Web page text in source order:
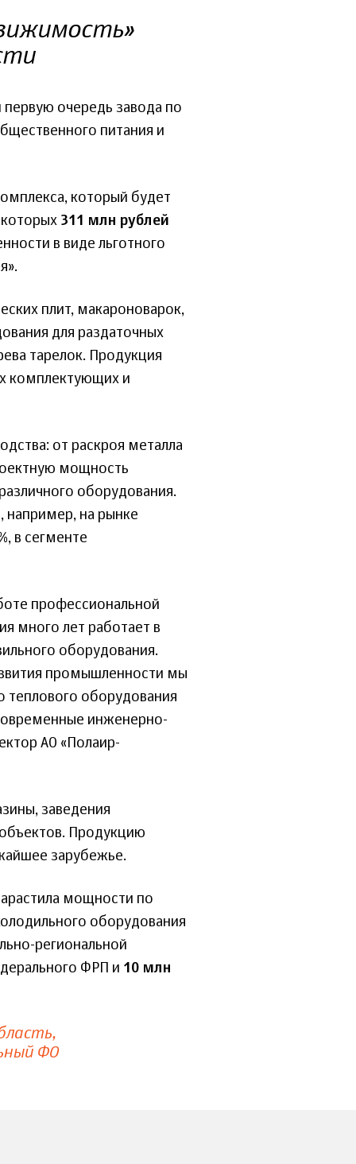
очередь завода по
питания и
который будет
которых 311 млн рублей
в виде льготного
плит, макароноварок,
для раздаточных
тарелок. Продукция
комплектующих и
от раскроя металла
мощность
оборудования.
например, на рынке
в сегменте
профессиональной
много лет работает в
оборудования.
промышленности мы
теплового оборудования
инженерно-
АО «Полаир-
заведения
Продукцию
зарубежье.
мощности по
оборудования
региональной
ФРП и 10 млн
ФО